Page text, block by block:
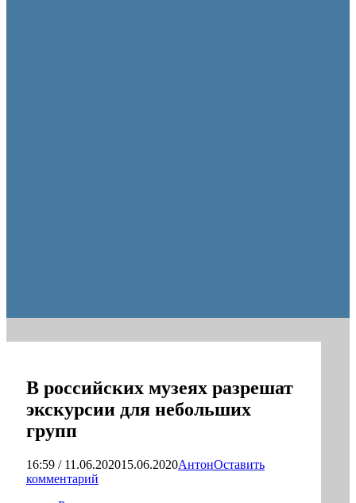
В российских музеях разрешат
экскурсии для небольших
групп
16:59 / 11.06.202015.06.2020АнтонОставить
комментарий